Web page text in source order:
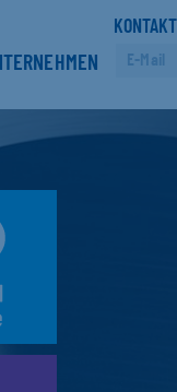
KONTAKT